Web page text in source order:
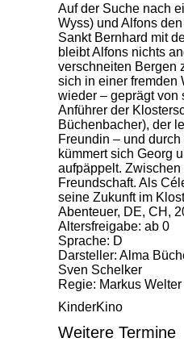
Auf der Suche nach
Wyss) und Alfons
Sankt Bernhard mit
bleibt Alfons nichts
verschneiten Bergen
sich in einer fremden
wieder – geprägt von
Anführer der
Büchenbacher), der
Freundin – und
kümmert sich Georg
aufpäppelt.
Freundschaft. Als
seine Zukunft im
Abenteuer, DE, CH,
Altersfreigabe: ab 0
Sprache: D
Darsteller: Alma
Sven Schelker
Regie: Markus Welter
KinderKino
Weitere Termine